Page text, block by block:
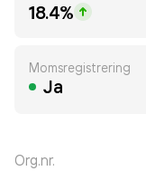
18.4%
Momsregistrering
Ja
Org.nr.